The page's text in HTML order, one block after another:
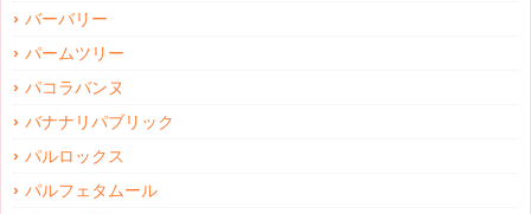
バーバリー
パームツリー
パコラバンヌ
バナナリパブリック
パルロックス
パルフェタムール